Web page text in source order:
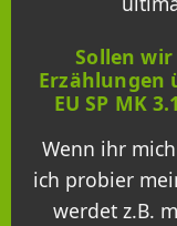
Sollen
Erzählungen
EU SP MK
Wenn ihr
ich probier
werdet z.B.